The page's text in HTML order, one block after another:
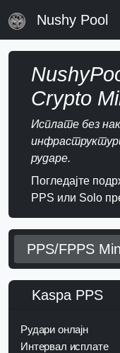
Nushy Pool
Crypto
Исплате без
рударе.
Погледајте
PPS или Solo
PPS/FPPS
Kaspa PPS
Рудари онлајн
Интервал исплате